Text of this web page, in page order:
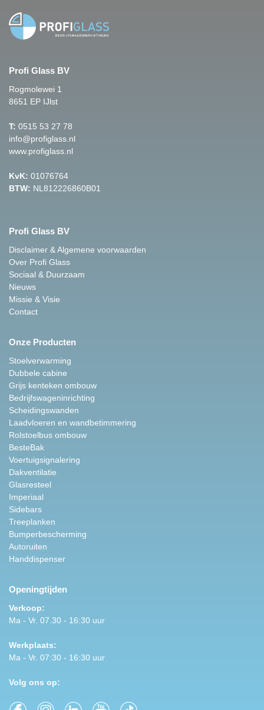
Profi Glass BV
Rogmolewei 1
8651 EP IJlst
T: 0515 53 27 78
info@profiglass.nl
www.profiglass.nl
KvK: 01076764
BTW: NL812226860B01
Profi Glass BV
Disclaimer & Algemene voorwaarden
Over Profi Glass
Sociaal & Duurzaam
Nieuws
Missie & Visie
Contact
Onze Producten
Stoelverwarming
Dubbele cabine
Grijs kenteken ombouw
Bedrijfswageninrichting
Scheidingswanden
Laadvloeren en wandbetimmering
Rolstoelbus ombouw
BesteBak
Voertuigsignalering
Dakventilatie
Glasresteel
Imperiaal
Sidebars
Treeplanken
Bumperbescherming
Autoruiten
Handdispenser
Openingtijden
Verkoop:
Ma - Vr. 07.30 - 16:30 uur
Werkplaats:
Ma - Vr. 07:30 - 16:30 uur
Volg ons op: